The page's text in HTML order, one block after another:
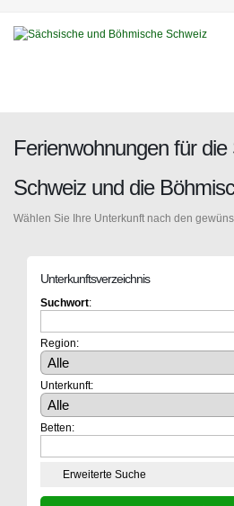
Ferienwohnungen für
Schweiz und die
Wählen Sie Ihre Unterkunft nach den
Unterkunftsverzeichnis
Suchwort:
Region:
Unterkunft:
Betten:
Erweiterte Suche